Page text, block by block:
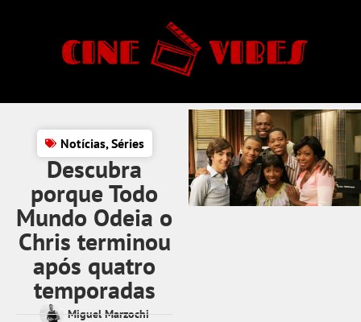
Notícias,Séries
Descubra
porque Todo
Mundo Odeia o
Chris terminou
após quatro
temporadas
Miguel Marzochi